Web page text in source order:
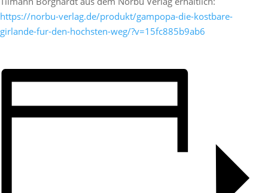
https://norbu-verlag.de/produkt/gampopa-die-kostbare-
girlande-fur-den-hochsten-weg/?v=15fc885b9ab6